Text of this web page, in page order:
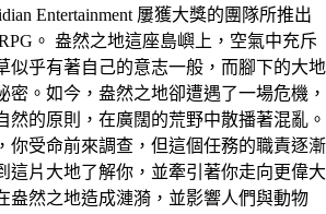
Entertainment 屢獲大獎的團隊所推出
。 盎然之地這座島嶼上，空氣中充斥
似乎有著自己的意志一般，而腳下的大地
密。如今，盎然之地卻遭遇了一場危機，
然的原則，在廣闊的荒野中散播著混亂。
你受命前來調查，但這個任務的職責逐漸
這片大地了解你，並牽引著你走向更偉大
盎然之地造成漣漪，並影響人們與動物